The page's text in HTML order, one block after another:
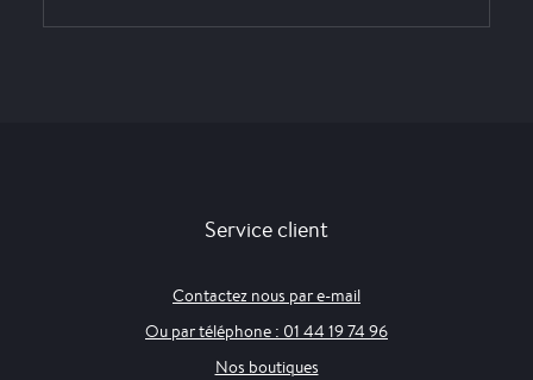
Service client
Contactez nous par e-mail
Ou par téléphone : 01 44 19 74 96
Nos boutiques